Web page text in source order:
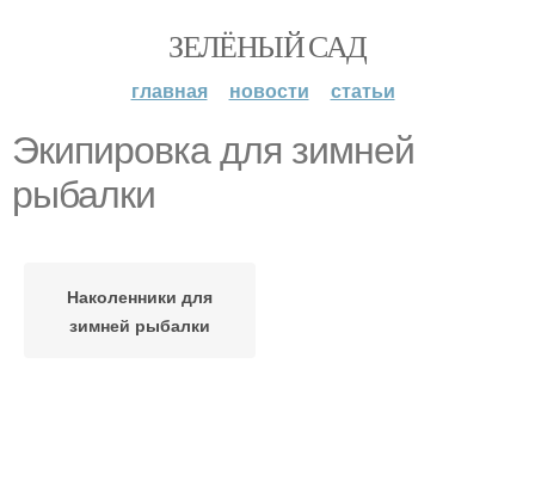
ЗЕЛЁНЫЙ САД
главная новости статьи
Экипировка для зимней
рыбалки
Наколенники для
зимней рыбалки